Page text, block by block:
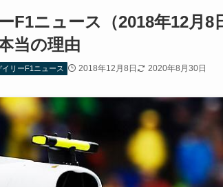
F1ニュース（2018年12月
当の理由
イリーF1ニュース 2018年12月8日 2020年8月30日